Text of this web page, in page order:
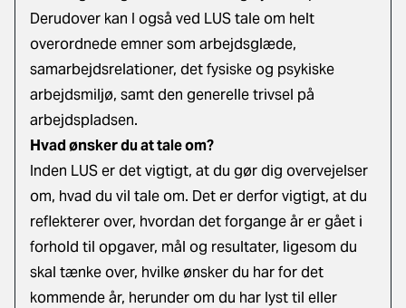
Derudover kan I også ved LUS tale om helt
overordnede emner som arbejdsglæde,
samarbejdsrelationer, det fysiske og psykiske
arbejdsmiljø, samt den generelle trivsel på
arbejdspladsen.
Hvad ønsker du at tale om?
Inden LUS er det vigtigt, at du gør dig overvejelser
om, hvad du vil tale om. Det er derfor vigtigt, at du
reflekterer over, hvordan det forgange år er gået i
forhold til opgaver, mål og resultater, ligesom du
skal tænke over, hvilke ønsker du har for det
kommende år, herunder om du har lyst til eller